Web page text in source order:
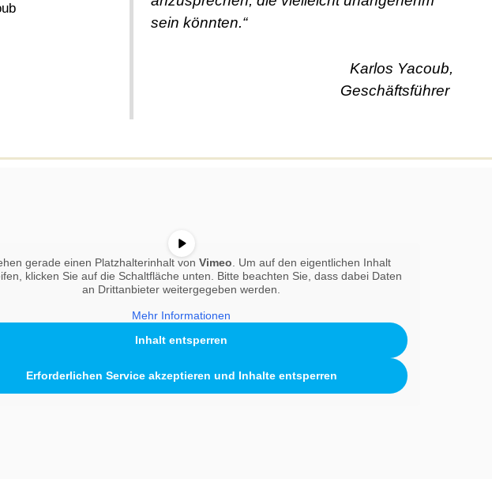
sein könnten.“
Karlos Yacoub,
Geschäftsführer
gerade einen Platzhalterinhalt von Vimeo . Um auf den eigentlichen Inhalt
klicken Sie auf die Schaltfläche unten. Bitte beachten Sie, dass dabei Daten
an Drittanbieter weitergegeben werden.
Mehr Informationen
Inhalt entsperren
Erforderlichen Service akzeptieren und Inhalte entsperren